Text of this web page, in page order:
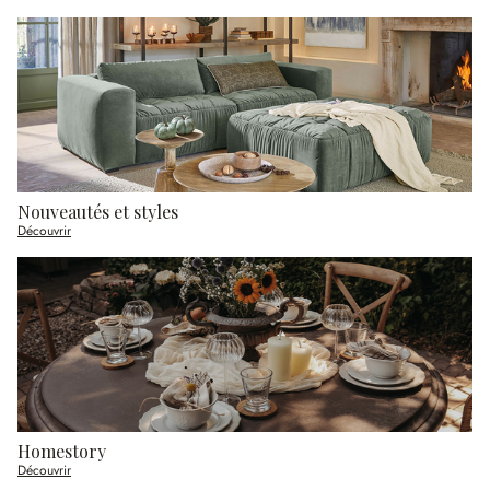
Nouveautés et styles
Découvrir
Homestory
Découvrir